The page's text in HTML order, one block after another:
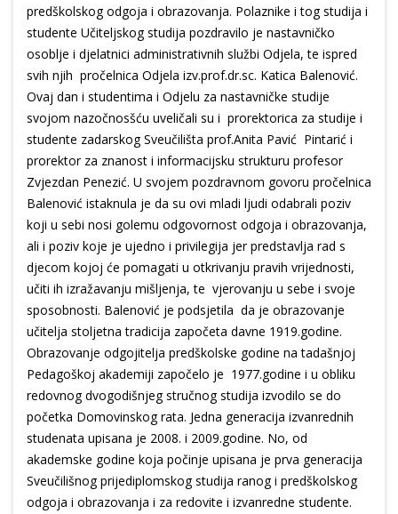
predškolskog odgoja i obrazovanja. Polaznike i tog studija i
studente Učiteljskog studija pozdravilo je nastavničko
osoblje i djelatnici administrativnih službi Odjela, te ispred
svih njih pročelnica Odjela izv.prof.dr.sc. Katica Balenović.
Ovaj dan i studentima i Odjelu za nastavničke studije
svojom nazočnosšću uveličali su i prorektorica za studije i
studente zadarskog Sveučilišta prof.Anita Pavić Pintarić i
prorektor za znanost i informacijsku strukturu profesor
Zvjezdan Penezić. U svojem pozdravnom govoru pročelnica
Balenović istaknula je da su ovi mladi ljudi odabrali poziv
koji u sebi nosi golemu odgovornost odgoja i obrazovanja,
ali i poziv koje je ujedno i privilegija jer predstavlja rad s
djecom kojoj će pomagati u otkrivanju pravih vrijednosti,
učiti ih izražavanju mišljenja, te vjerovanju u sebe i svoje
sposobnosti. Balenović je podsjetila da je obrazovanje
učitelja stoljetna tradicija započeta davne 1919.godine.
Obrazovanje odgojitelja predškolske godine na tadašnjoj
Pedagoškoj akademiji započelo je 1977.godine i u obliku
redovnog dvogodišnjeg stručnog studija izvodilo se do
početka Domovinskog rata. Jedna generacija izvanrednih
studenata upisana je 2008. i 2009.godine. No, od
akademske godine koja počinje upisana je prva generacija
Sveučilišnog prijediplomskog studija ranog i predškolskog
odgoja i obrazovanja i za redovite i izvanredne studente.